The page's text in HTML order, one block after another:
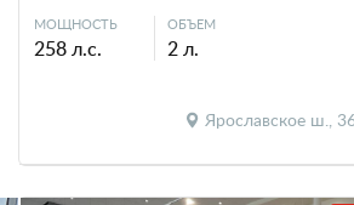
МОЩНОСТЬ
258 л.с.
ОБЪЕМ
2 л.
Ярославское ш.,